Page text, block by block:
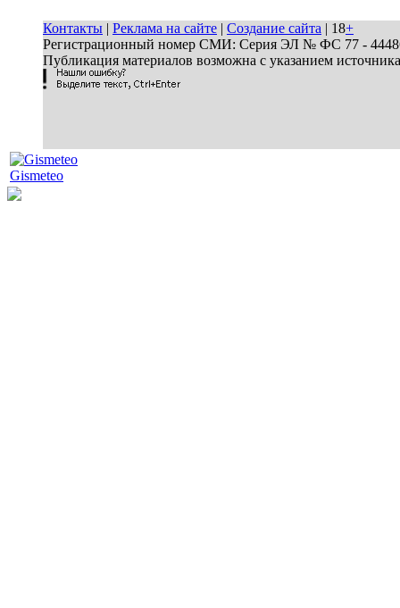
Контакты | Реклама на сайте | Создание сайта | 18+
Регистрационный номер СМИ: Серия ЭЛ № ФС 77 - 44486
Публикация материалов возможна с указанием
Gismeteo